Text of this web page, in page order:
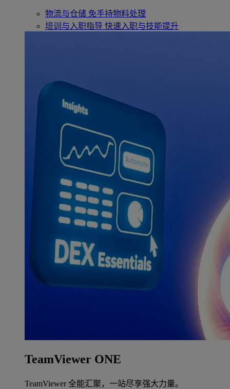
物流与仓储 免手持物料处理
培训与入职指导 快速入职与技能提升
TeamViewer ONE
TeamViewer 全能汇聚，一站尽享强大力量。